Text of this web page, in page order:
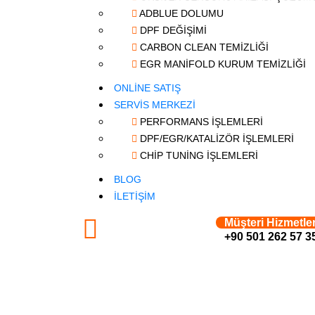
ADBLUE DOLUMU
DPF DEĞİŞİMİ
CARBON CLEAN TEMİZLİĞİ
EGR MANİFOLD KURUM TEMİZLİĞİ
ONLİNE SATIŞ
SERVİS MERKEZİ
PERFORMANS İŞLEMLERİ
DPF/EGR/KATALİZÖR İŞLEMLERİ
CHİP TUNİNG İŞLEMLERİ
BLOG
İLETİŞİM
Müşteri
+90 501 262 57